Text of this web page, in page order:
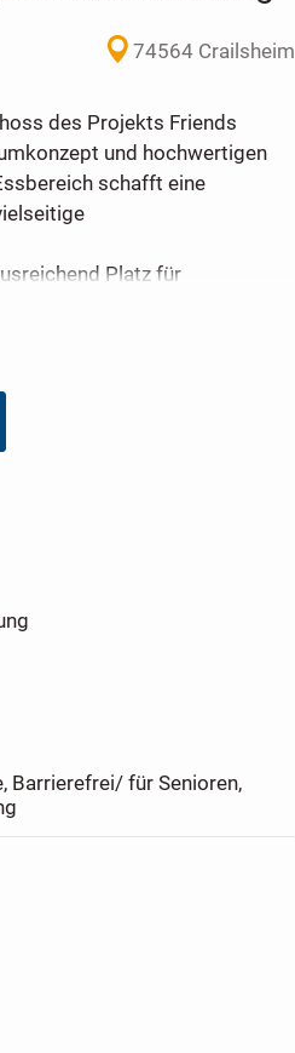
74564 Crailsheim
des Projekts Friends
und hochwertigen
schafft eine
Platz für
sorgt für eine optimale
für Singles oder Paare, die
Erdgeschosscharakter bietet
– ein Zuhause mit
Barrierefrei/ für Senioren,